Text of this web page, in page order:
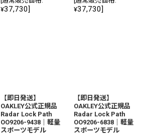
¥37,730]
¥37,730]
【即日発送】
OAKLEY公式正規品
Radar Lock Path
OO9206-9438｜軽量
スポーツモデル
【即日発送】
OAKLEY公式正規品
Radar Lock Path
OO9206-6838｜軽量
スポーツモデル